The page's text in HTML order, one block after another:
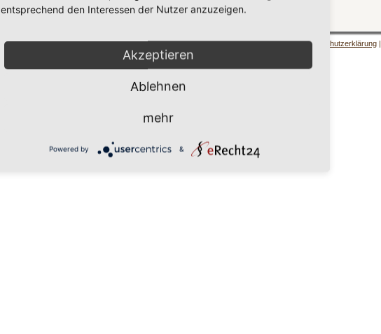
Mönchgut 2026 |Impressum|Datenschutzerklärung|
entsprechend den Interessen der Nutzer anzuzeigen.
Akzeptieren
Ablehnen
mehr
Powered by &